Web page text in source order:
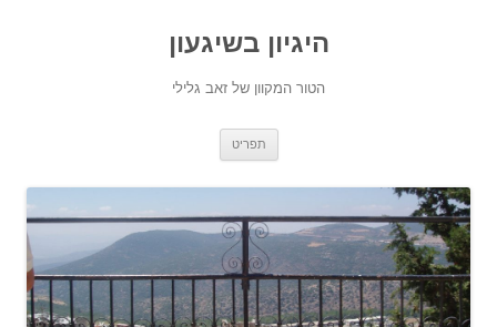
היגיון בשיגעון
הטור המקוון של זאב גלילי
תפריט